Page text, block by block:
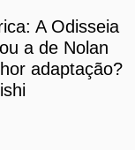
A Odisseia
a de Nolan
adaptação?